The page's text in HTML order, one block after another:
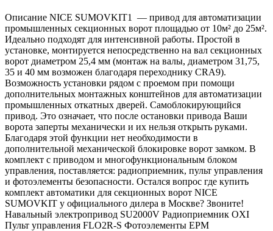
Описание NICE SUMOVKIT1 — привод для автоматизации
промышленных секционных ворот площадью от 10м² до 25м².
Идеально подходят для интенсивной работы. Простой в
установке, монтируется непосредственно на вал секционных
ворот диаметром 25,4 мм (монтаж на валы, диаметром 31,75,
35 и 40 мм возможен благодаря переходнику CRA9).
Возможность установки рядом с проемом при помощи
дополнительных монтажных конштейнов для автоматизации
промышленных откатных дверей. Самоблокирующийся
привод. Это означает, что после остановки привода Ваши
ворота заперты механически и их нельзя открыть руками.
Благодаря этой функции нет необходимости в
дополнительной механической блокировке ворот замком. В
комплект с приводом и многофункциональным блоком
управления, поставляется: радиоприемник, пульт управления
и фотоэлементы безопасности. Остался вопрос где купить
комплект автоматики для секционных ворот NICE
SUMOVKIT у официального дилера в Москве? Звоните!
Навальный электропривод SU2000V Радиоприемник OXI
Пульт управления FLO2R-S Фотоэлементы EPM